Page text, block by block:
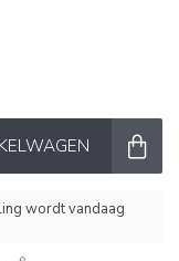
wordt vandaag